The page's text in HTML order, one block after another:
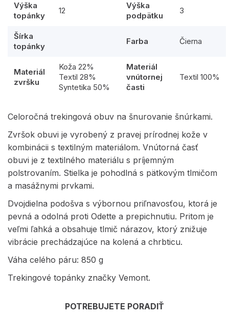
Výška
topánky
12
Výška
podpätku
3
Šírka
topánky
Farba Čierna
Materiál
zvršku
Koža 22%
Textil 28%
Syntetika 50%
Materiál
vnútornej
časti
Textil 100%
Celoročná trekingová obuv na šnurovanie šnúrkami.
Zvršok obuvi je vyrobený z pravej prírodnej kože v
kombinácii s textilným materiálom. Vnútorná časť
obuvi je z textilného materiálu s príjemným
polstrovaním. Stielka je pohodlná s pätkovým tlmičom
a masážnymi prvkami.
Dvojdielna podošva s výbornou priľnavosťou, ktorá je
pevná a odolná proti Odette a prepichnutiu. Pritom je
veľmi ľahká a obsahuje tlmič nárazov, ktorý znižuje
vibrácie prechádzajúce na kolená a chrbticu.
Váha celého páru: 850 g
Trekingové topánky značky Vemont.
POTREBUJETE PORADIŤ